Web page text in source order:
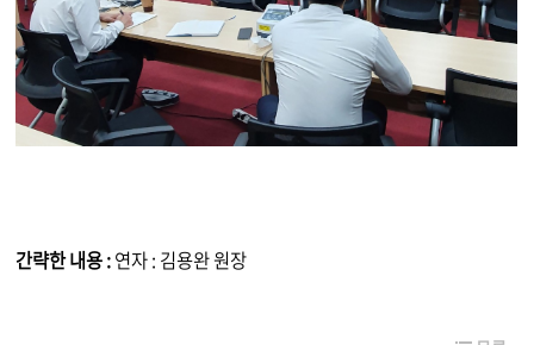
간략한 내용 :연자 : 김용완 원장